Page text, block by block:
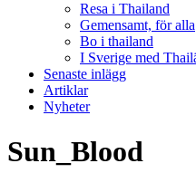
Resa i Thailand
Gemensamt, för alla
Bo i thailand
I Sverige med
Senaste inlägg
Artiklar
Nyheter
Sun_Blood